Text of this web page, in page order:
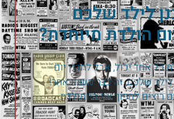
לילד שלכם
הולדת מיוחדת?
כל אחד יכול, אבל לתכנן יום
שלכם, זה כבר משהו אחר!
רוצים להפוך את היומולדת